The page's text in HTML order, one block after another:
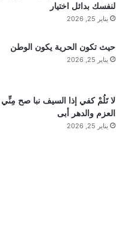
لنفسك بدائل اختيار
يناير 25, 2026
حيث تكون الحرية يكون الوطن
يناير 25, 2026
لا تَلُمْ كفي إذا السيف نبا صح مِنِّي
العزم والدهر أبى
يناير 25, 2026